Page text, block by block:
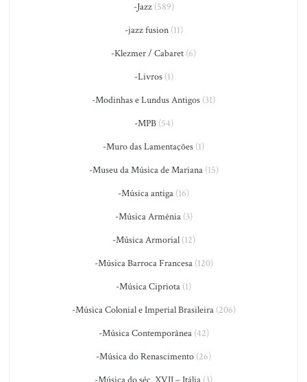
-Jazz(589)
-jazz fusion(11)
-Klezmer / Cabaret (6)
-Livros(1)
-Modinhas e Lundus Antigos (31)
-MPB(54)
-Muro das Lamentações (1)
-Museu da Música de Mariana(15)
-Música antiga (16)
-Música Armênia(3)
-Música Armorial(12)
-Música Barroca Francesa(120)
-Música Cipriota (1)
-Música Colonial e Imperial Brasileira(206)
-Música Contemporânea(42)
-Música do Renascimento (26)